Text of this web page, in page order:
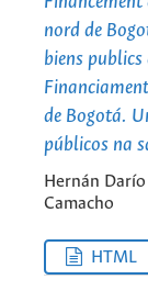
nord de
biens
de Bogotá.
públicos na
Hernán
Camacho
HTML